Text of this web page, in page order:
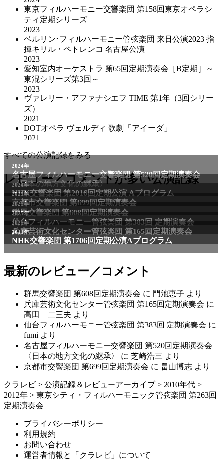
東京フィルハーモニー交響楽団 第158回東京オペラシ
ティ定期シリーズ
2023
ベルリン･フィルハーモニー管弦楽団 来日公演2023 指
揮キリル・ペトレンコ 名古屋公演
2023
愛知室内オーケストラ 第65回定期演奏会［B定期］～
東混シリーズ第3回～
2023
ヴァレリー・アファナシエフ TIME 第1年（3回シリー
ズ）
2021
DOTオペラ ヴェルディ 歌劇「アイーダ」
2021
すべての公演記録をみる
レビュー／コメントが多い公演記録
2024年
名古屋フィルハーモニー交響楽団 第520回定期演奏会
〈日本の地方文化の継承〉
2024年
NHK交響楽団 第2016回定期公演 Aプログラム
2025年
京都市交響楽団 第699回定期演奏会
2025年
群馬交響楽団 第608回定期演奏会
2025年
仙台フィルハーモニー管弦楽団 第383回 定期演奏会
2025年
兵庫芸術文化センター管弦楽団 第165回定期演奏会
2011年
NHK交響楽団 第1706回定期公演Aプログラム
最新のレビュー／コメント
群馬交響楽団 第608回定期演奏会 に 門池恵子 より
兵庫芸術文化センター管弦楽団 第165回定期演奏会 に
高田 二三夫 より
仙台フィルハーモニー管弦楽団 第383回 定期演奏会 に
fumi より
名古屋フィルハーモニー交響楽団 第520回定期演奏会
〈日本の地方文化の継承〉
に 芝崎浩三 より
京都市交響楽団 第699回定期演奏会 に 畠山博志 より
クラレビ > 公演記録＆レビューアーカイブ > 2010年代 >
2012年 > 東京シティ・フィルハーモニック管弦楽団 第263回
定期演奏会
プライバシーポリシー
利用規約
お問い合わせ
運営者情報と「クラレビ」について